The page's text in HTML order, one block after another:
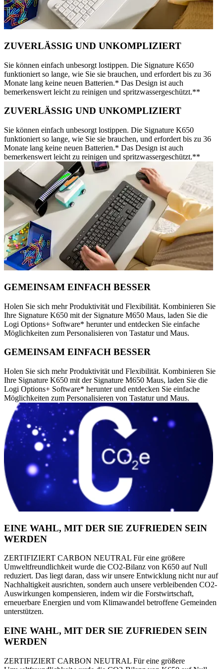
ZUVERLÄSSIG UND UNKOMPLIZIERT
Sie können einfach unbesorgt lostippen. Die Signature K650
funktioniert so lange, wie Sie sie brauchen, und erfordert bis zu 36
Monate lang keine neuen Batterien.* Das Design ist auch
bemerkenswert leicht zu reinigen und spritzwassergeschützt.**
ZUVERLÄSSIG UND UNKOMPLIZIERT
Sie können einfach unbesorgt lostippen. Die Signature K650
funktioniert so lange, wie Sie sie brauchen, und erfordert bis zu 36
Monate lang keine neuen Batterien.* Das Design ist auch
bemerkenswert leicht zu reinigen und spritzwassergeschützt.**
GEMEINSAM EINFACH BESSER
Holen Sie sich mehr Produktivität und Flexibilität. Kombinieren Sie
Ihre Signature K650 mit der Signature M650 Maus, laden Sie die
Logi Options+ Software* herunter und entdecken Sie einfache
Möglichkeiten zum Personalisieren von Tastatur und Maus.
GEMEINSAM EINFACH BESSER
Holen Sie sich mehr Produktivität und Flexibilität. Kombinieren Sie
Ihre Signature K650 mit der Signature M650 Maus, laden Sie die
Logi Options+ Software* herunter und entdecken Sie einfache
Möglichkeiten zum Personalisieren von Tastatur und Maus.
EINE WAHL, MIT DER SIE ZUFRIEDEN SEIN
WERDEN
ZERTIFIZIERT CARBON NEUTRAL Für eine größere
Umweltfreundlichkeit wurde die CO2-Bilanz von K650 auf Null
reduziert. Das liegt daran, dass wir unsere Entwicklung nicht nur auf
Nachhaltigkeit ausrichten, sondern auch unsere verbleibenden CO2-
Auswirkungen kompensieren, indem wir die Forstwirtschaft,
erneuerbare Energien und vom Klimawandel betroffene Gemeinden
unterstützen.
EINE WAHL, MIT DER SIE ZUFRIEDEN SEIN
WERDEN
ZERTIFIZIERT CARBON NEUTRAL Für eine größere